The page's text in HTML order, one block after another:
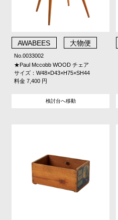
AWABEES 大物便
No.0033002
★Paul Mccobb WOOD チェア
サイズ：W48×D43×H75×SH44
料金 7,400 円
検討台へ移動